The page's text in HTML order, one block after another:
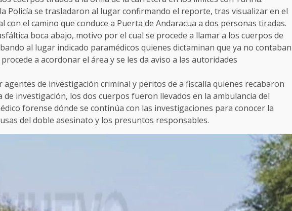
Policía se trasladaron al lugar confirmando el reporte, tras visualizar en el
el camino que conduce a Puerta de Andaracua a dos personas tiradas.
boca abajo, motivo por el cual se procede a llamar a los cuerpos de
al lugar indicado paramédicos quienes dictaminan que ya no contaban
a acordonar el área y se les da aviso a las autoridades
de investigación criminal y peritos de a fiscalía quienes recabaron
investigación, los dos cuerpos fueron llevados en la ambulancia del
forense dónde se continúa con las investigaciones para conocer la
del doble asesinato y los presuntos responsables.